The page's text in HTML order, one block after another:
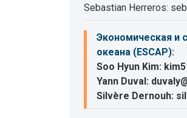
Sebastian Herreros:
Экономическая и
океана (ESCAP):
Soo Hyun Kim:
Yann Duval:
Silvère Dernouh: